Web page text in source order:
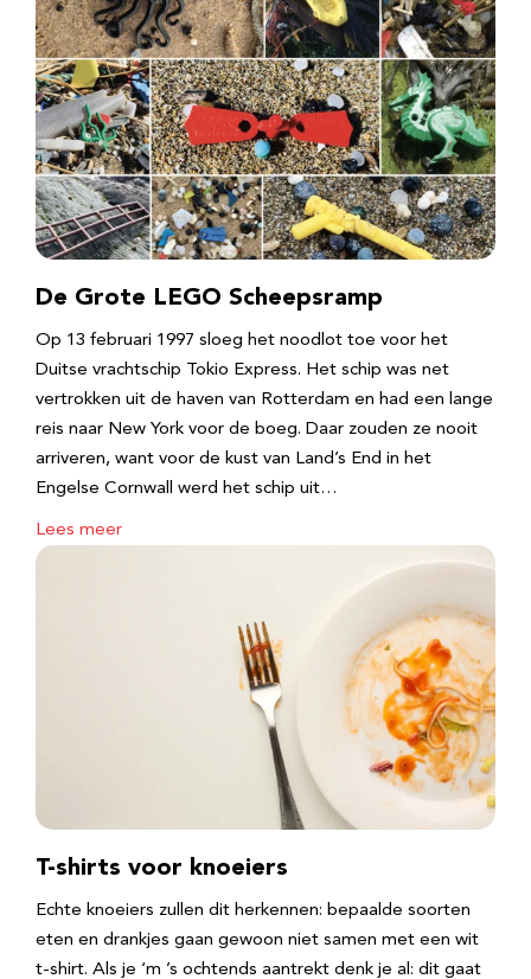
De Grote LEGO Scheepsramp
Op 13 februari 1997 sloeg het noodlot toe voor het
Duitse vrachtschip Tokio Express. Het schip was net
vertrokken uit de haven van Rotterdam en had een lange
reis naar New York voor de boeg. Daar zouden ze nooit
arriveren, want voor de kust van Land’s End in het
Engelse Cornwall werd het schip uit…
Lees meer
T-shirts voor knoeiers
Echte knoeiers zullen dit herkennen: bepaalde soorten
eten en drankjes gaan gewoon niet samen met een wit
t-shirt. Als je ‘m ’s ochtends aantrekt denk je al: dit gaat